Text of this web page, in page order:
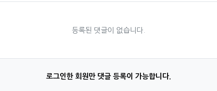
등록된 댓글이 없습니다.
로그인한 회원만 댓글 등록이 가능합니다.